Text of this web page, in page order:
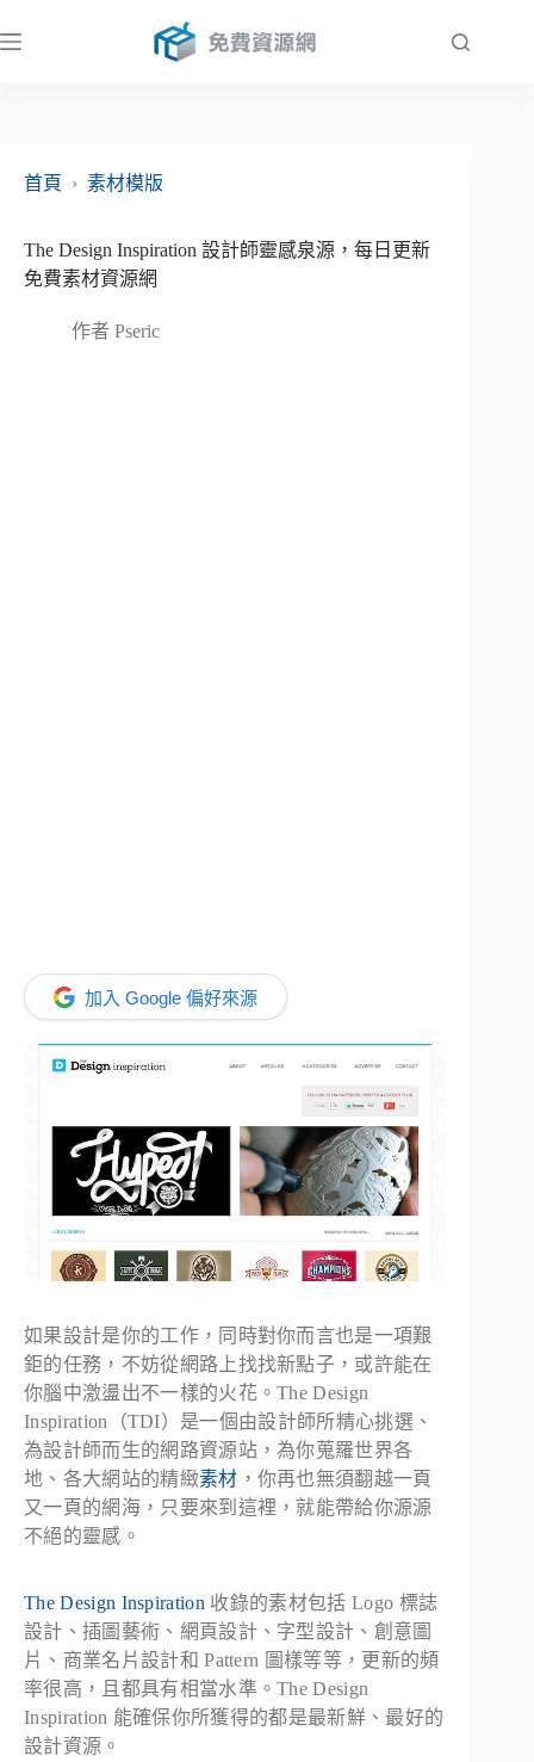
至
首頁
› 素材模版
The Design Inspiration 設計師靈感泉源，每日更新
免費素材資源網
作者 Pseric
加入 Google 偏好來源
如果設計是你的工作，同時對你而言也是一項艱
鉅的任務，不妨從網路上找找新點子，或許能在
你腦中激盪出不一樣的火花。The Design
Inspiration（TDI）是一個由設計師所精心挑選、
為設計師而生的網路資源站，為你蒐羅世界各
地、各大網站的精緻素材 ，你再也無須翻越一頁
又一頁的網海，只要來到這裡，就能帶給你源源
不絕的靈感。
The Design Inspiration 收錄的素材包括 Logo 標誌
設計、插圖藝術、網頁設計、字型設計、創意圖
片、商業名片設計和 Pattern 圖樣等等，更新的頻
率很高，且都具有相當水準。The Design
Inspiration 能確保你所獲得的都是最新鮮、最好的
設計資源。